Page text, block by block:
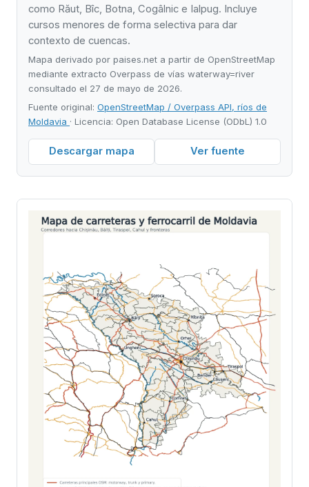
como Răut, Bîc, Botna, Cogâlnic e Ialpug. Incluye
cursos menores de forma selectiva para dar
contexto de cuencas.
Mapa derivado por paises.net a partir de OpenStreetMap
mediante extracto Overpass de vías waterway=river
consultado el 27 de mayo de 2026.
Fuente original: OpenStreetMap / Overpass API, ríos de
Moldavia · Licencia: Open Database License (ODbL) 1.0
Descargar mapa Ver fuente